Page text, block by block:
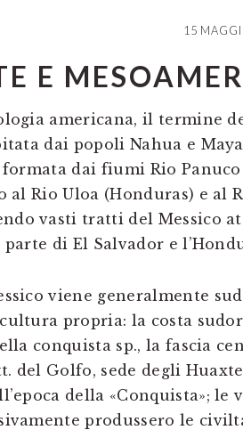
15
E
americana, il termine
dai popoli Nahua e
dai fiumi Rio
al Rio Uloa (Honduras) e al
vasti tratti del Messico
di El Salvador e
viene generalmente
propria: la costa
conquista sp., la fascia
del Golfo, sede degli
della «Conquista»;
produssero le